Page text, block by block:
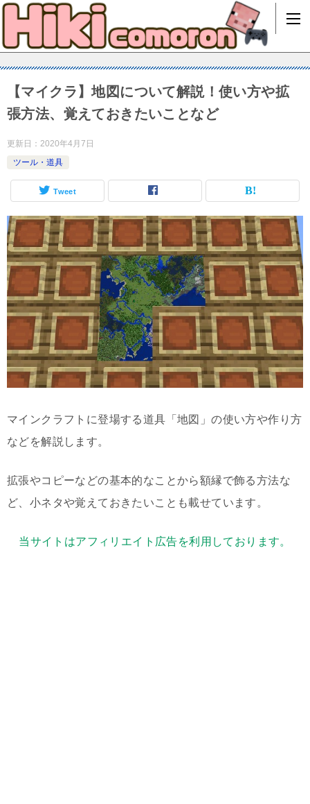
【マイクラ】地図について解説！使い方や拡
張方法、覚えておきたいことなど
更新日： 2020年4月7日
ツール・道具
Tweet
マインクラフトに登場する道具「地図」の使い方や作り方
などを解説します。
拡張やコピーなどの基本的なことから額縁で飾る方法な
ど、小ネタや覚えておきたいことも載せています。
当サイトはアフィリエイト広告を利用しております。